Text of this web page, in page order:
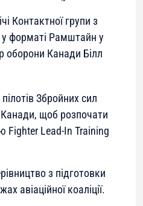
Контактної групи з
у форматі Рамштайн у
оборони Канади Білл
Збройних сил
щоб розпочати
Fighter Lead-In Training
з підготовки
авіаційної коаліції.